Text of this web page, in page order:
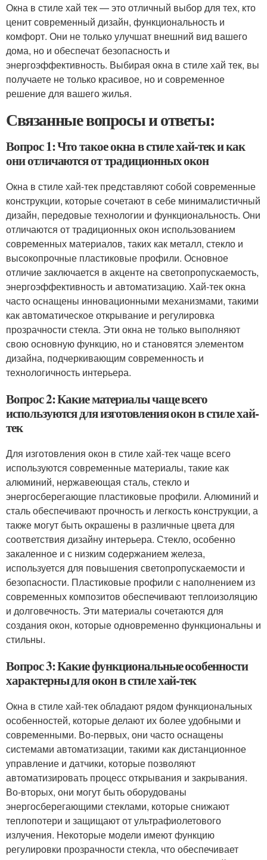
Окна в стиле хай тек — это отличный выбор для тех, кто
ценит современный дизайн, функциональность и
комфорт. Они не только улучшат внешний вид вашего
дома, но и обеспечат безопасность и
энергоэффективность. Выбирая окна в стиле хай тек, вы
получаете не только красивое, но и современное
решение для вашего жилья.
Связанные вопросы и ответы:
Вопрос 1: Что такое окна в стиле хай-тек и как
они отличаются от традиционных окон
Окна в стиле хай-тек представляют собой современные
конструкции, которые сочетают в себе минималистичный
дизайн, передовые технологии и функциональность. Они
отличаются от традиционных окон использованием
современных материалов, таких как металл, стекло и
высокопрочные пластиковые профили. Основное
отличие заключается в акценте на светопропускаемость,
энергоэффективность и автоматизацию. Хай-тек окна
часто оснащены инновационными механизмами, такими
как автоматическое открывание и регулировка
прозрачности стекла. Эти окна не только выполняют
свою основную функцию, но и становятся элементом
дизайна, подчеркивающим современность и
технологичность интерьера.
Вопрос 2: Какие материалы чаще всего
используются для изготовления окон в стиле хай-
тек
Для изготовления окон в стиле хай-тек чаще всего
используются современные материалы, такие как
алюминий, нержавеющая сталь, стекло и
энергосберегающие пластиковые профили. Алюминий и
сталь обеспечивают прочность и легкость конструкции, а
также могут быть окрашены в различные цвета для
соответствия дизайну интерьера. Стекло, особенно
закаленное и с низким содержанием железа,
используется для повышения светопропускаемости и
безопасности. Пластиковые профили с наполнением из
современных композитов обеспечивают теплоизоляцию
и долговечность. Эти материалы сочетаются для
создания окон, которые одновременно функциональны и
стильны.
Вопрос 3: Какие функциональные особенности
характерны для окон в стиле хай-тек
Окна в стиле хай-тек обладают рядом функциональных
особенностей, которые делают их более удобными и
современными. Во-первых, они часто оснащены
системами автоматизации, такими как дистанционное
управление и датчики, которые позволяют
автоматизировать процесс открывания и закрывания.
Во-вторых, они могут быть оборудованы
энергосберегающими стеклами, которые снижают
теплопотери и защищают от ультрафиолетового
излучения. Некоторые модели имеют функцию
регулировки прозрачности стекла, что обеспечивает